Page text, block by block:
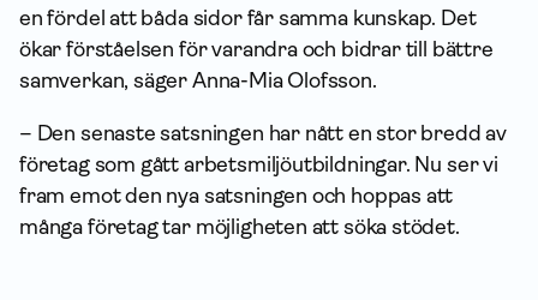
en fördel att båda sidor får samma kunskap. Det
ökar förståelsen för varandra och bidrar till bättre
samverkan, säger Anna-Mia Olofsson.
– Den senaste satsningen har nått en stor bredd av
företag som gått arbetsmiljöutbildningar. Nu ser vi
fram emot den nya satsningen och hoppas att
många företag tar möjligheten att söka stödet.